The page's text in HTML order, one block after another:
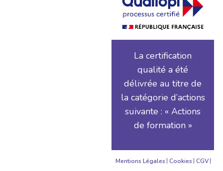
La certification
qualité a été
délivrée au titre de
la catégorie d’actions
suivante : « Actions
de formation »
Mentions Légales Cookies CGV